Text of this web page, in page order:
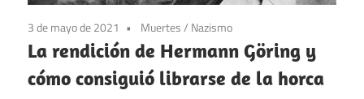
3 de mayo de 2021 Muertes/ Nazismo
La rendición de Hermann Göring y
cómo consiguió librarse de la horca